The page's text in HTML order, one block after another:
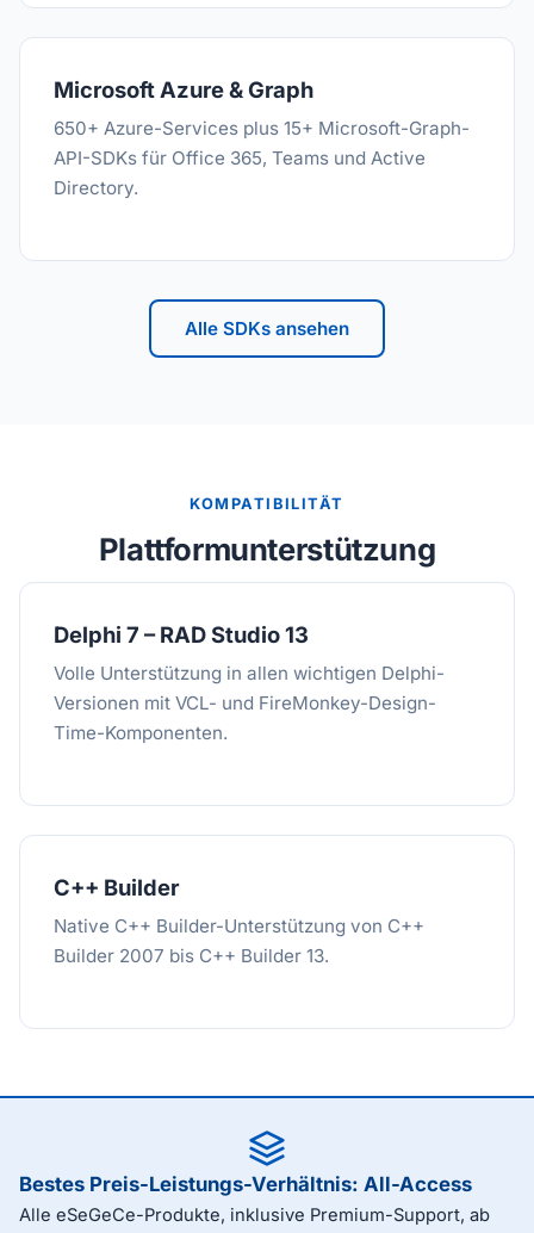
Microsoft Azure & Graph
650+ Azure-Services plus 15+ Microsoft-Graph-
API-SDKs für Office 365, Teams und Active
Directory.
Alle SDKs ansehen
KOMPATIBILITÄT
Plattformunterstützung
Delphi 7 – RAD Studio 13
Volle Unterstützung in allen wichtigen Delphi-
Versionen mit VCL- und FireMonkey-Design-
Time-Komponenten.
C++ Builder
Native C++ Builder-Unterstützung von C++
Builder 2007 bis C++ Builder 13.
Bestes Preis-Leistungs-Verhältnis: All-Access
Alle eSeGeCe-Produkte, inklusive Premium-Support, ab